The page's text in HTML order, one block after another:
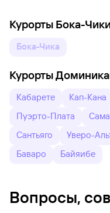
Курорты Бока-
Бока-Чика
Курорты
Кабарете Кап-Кана
Пуэрто-Плата
Сантьяго
Уверо-
Баваро
Байяибе
Вопросы,